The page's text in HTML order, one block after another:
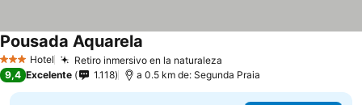
3 Estrellas
Hotel Retiro inmersivo en la naturaleza
Pousada Aquarela
9,4 Excelente 1.118 a 0.5 km de: Segunda Praia